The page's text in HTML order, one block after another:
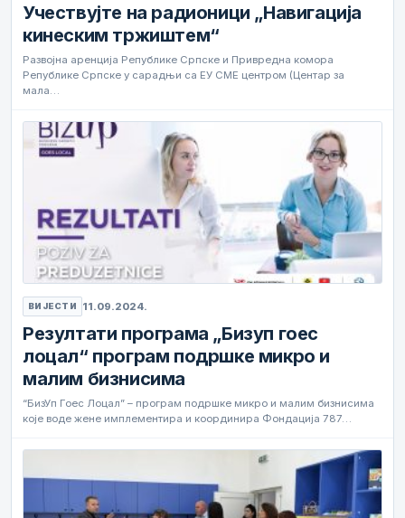
Учествујте на радионици „Навигација
кинеским тржиштем“
Развојна аренција Републике Српске и Привредна комора
Републике Српске у сарадњи са ЕУ СМЕ центром (Центар за
мала…
ВИЈЕСТИ 11.09.2024.
Резултати програма „Бизуп гоес
лоцал“ програм подршке микро и
малим бизнисима
“БизУп Гоес Лоцал” – програм подршке микро и малим бизнисима
које воде жене имплементира и координира Фондација 787…